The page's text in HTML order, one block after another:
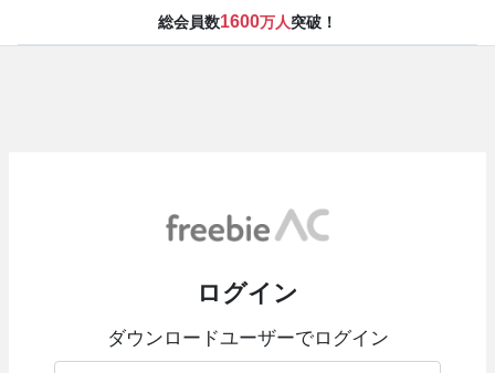
総会員数1600万人突破！
ログイン
ダウンロードユーザーでログイン